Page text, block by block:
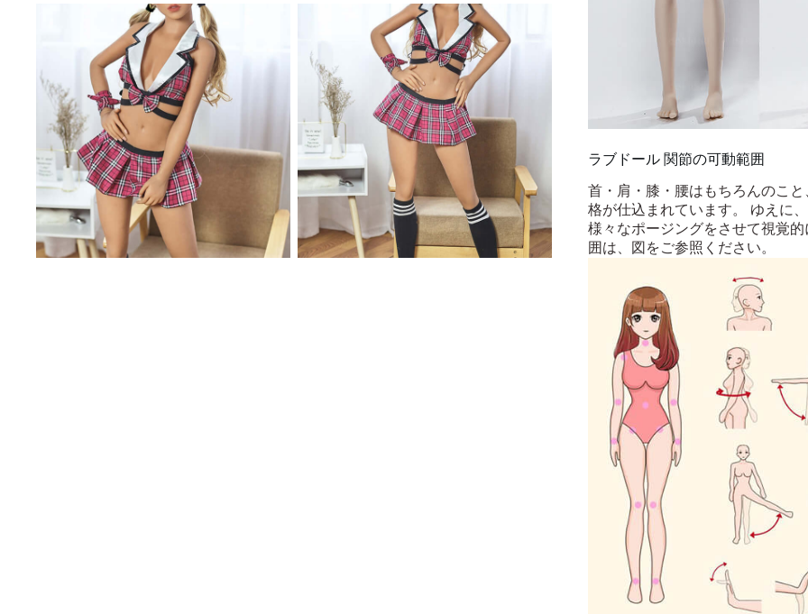
ラブドール 関節の可動範囲
首・肩・膝・腰はもちろんのこ
格が仕込まれています。 ゆえに
様々なポージングをさせて視覚
囲は、図をご参照ください。